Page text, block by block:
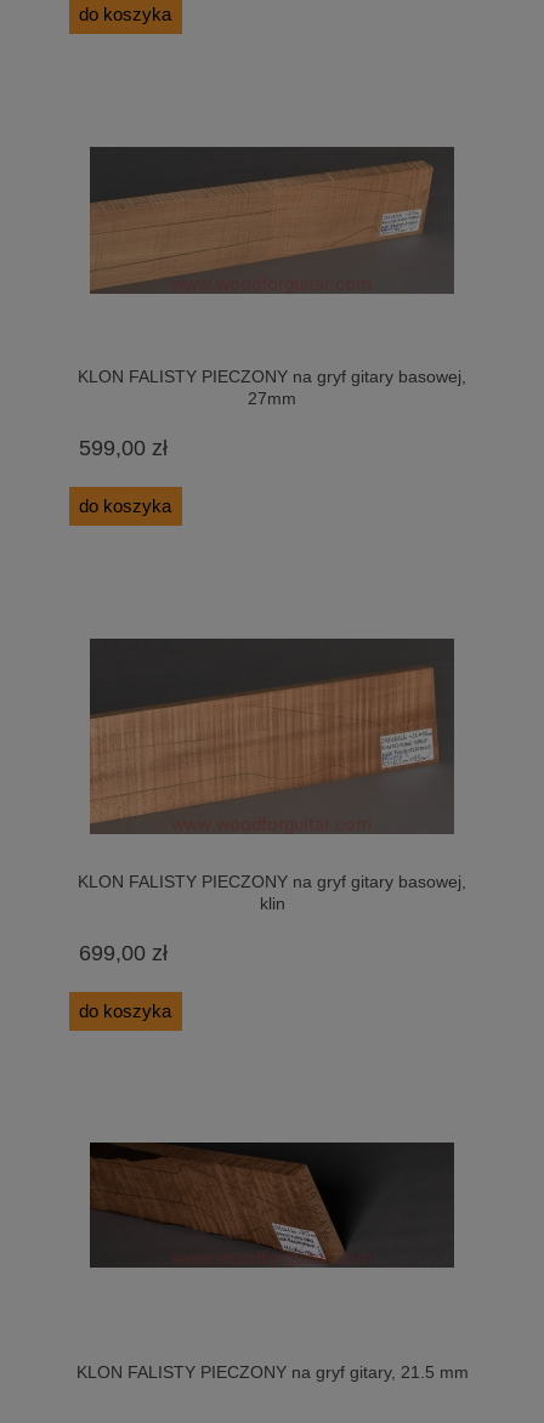
do koszyka
KLON FALISTY PIECZONY na gryf gitary basowej,
27mm
599,00 zł
do koszyka
KLON FALISTY PIECZONY na gryf gitary basowej,
klin
699,00 zł
do koszyka
KLON FALISTY PIECZONY na gryf gitary, 21.5 mm